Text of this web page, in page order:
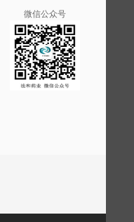
微信公众号